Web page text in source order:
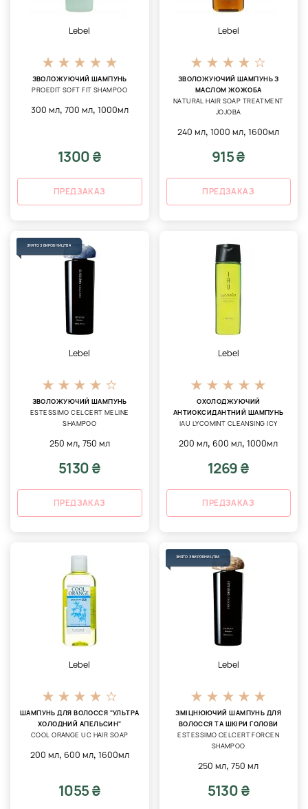
Lebel
ЗВОЛОЖУЮЧИЙ ШАМПУНЬ
PROEDIT SOFT FIT SHAMPOO
300 мл, 700 мл, 1000мл
1300 ₴
ПРЕДЗАКАЗ
Lebel
ЗВОЛОЖУЮЧИЙ ШАМПУНЬ З
МАСЛОМ ЖОЖОБА
NATURAL HAIR SOAP TREATMENT
JOJOBA
240 мл,1000 мл,1600мл
915 ₴
ПРЕДЗАКАЗ
ЗНЯТО З ВИРОБНИЦТВА
Lebel
ЗВОЛОЖУЮЧИЙ ШАМПУНЬ
ESTESSIMO CELCERT MELINE
SHAMPOO
250 мл, 750 мл
5130 ₴
ПРЕДЗАКАЗ
Lebel
ОХОЛОДЖУЮЧИЙ
АНТИОКСИДАНТНИЙ ШАМПУНЬ
IAU LYCOMINT CLEANSING ICY
200 мл,600 мл,1000мл
1269 ₴
ПРЕДЗАКАЗ
Lebel
ШАМПУНЬ ДЛЯ ВОЛОССЯ "УЛЬТРА
ХОЛОДНИЙ АПЕЛЬСИН"
COOL ORANGE UC HAIR SOAP
200 мл, 600 мл, 1600мл
1055 ₴
ЗНЯТО З ВИРОБНИЦТВА
Lebel
ЗМІЦНЮЮЧИЙ ШАМПУНЬ ДЛЯ
ВОЛОССЯ ТА ШКІРИ ГОЛОВИ
ESTESSIMO CELCERT FORCEN
SHAMPOO
250 мл,750 мл
5130 ₴